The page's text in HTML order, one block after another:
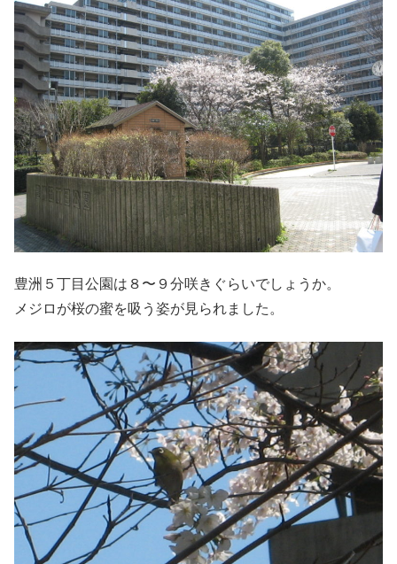
豊洲５丁目公園は８〜９分咲きぐらいでしょうか。
メジロが桜の蜜を吸う姿が見られました。